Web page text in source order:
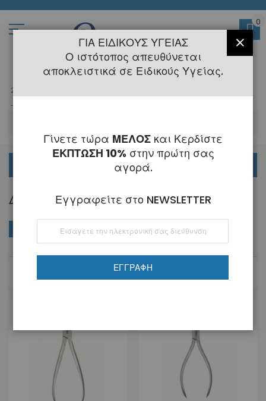
στο
2108145775
-
0
ΔΙΑΜΌΡΦΩΣΗΣ ΣΥΡΜΆΤΩΝ IXION
Ταξινόμηση κατά
ΑΓΟΡΆ ΚΑΤΆ
ΓΙΑ ΕΙΔΙΚΟΎΣ ΥΓΕΊΑΣ
Ο ιστότοπος απευθύνεται
αποκλειστικά σε Ειδικούς Υγείας.
Γίνετε τώρα ΜΕΛΟΣ και Κερδίστε
ΕΚΠΤΩΣΗ 10% στην πρώτη σας
αγορά.
Εγγραφείτε στο NEWSLETTER
Εγγραφή
στο
Ενημερωτικό
ΕΓΓΡΑΦΉ